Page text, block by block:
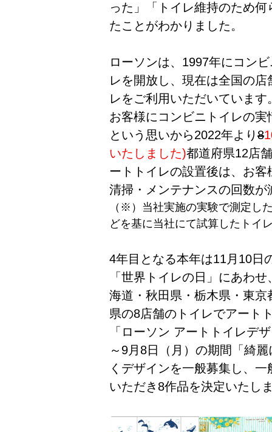
った」「トイレ維持のため
たことがわかりました。
ローソンは、1997年にコン
レを開放し、現在は全国の
レをご利用いただいています
お客様にコンビニトイレの
という思いから2022年より 8
いたしました)都道府県12店
ートトイレの設置後は、お
清掃・メンテナンスの回数
（※）当社実施の実験で測定し
どを基に当社にて試算したトイ
4年目となる本年は11月10日
「世界トイレの日」にあわ
海道・秋田県・栃木県・東
県の8店舗のトイレでアート
「ローソン アートトイレデ
～9月8日（月）の期間「綺
くデザインを一般募集し、
いただき8作品を決定いたし